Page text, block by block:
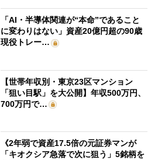
「AI・半導体関連が“本命”であること
に変わりはない」資産20億円超の90歳
現役トレー…
【世帯年収別・東京23区マンション
「狙い目駅」を大公開】年収500万円、
700万円で…
《2年弱で資産17.5倍の元証券マンが
「キオクシア急落で次に狙う」5銘柄を